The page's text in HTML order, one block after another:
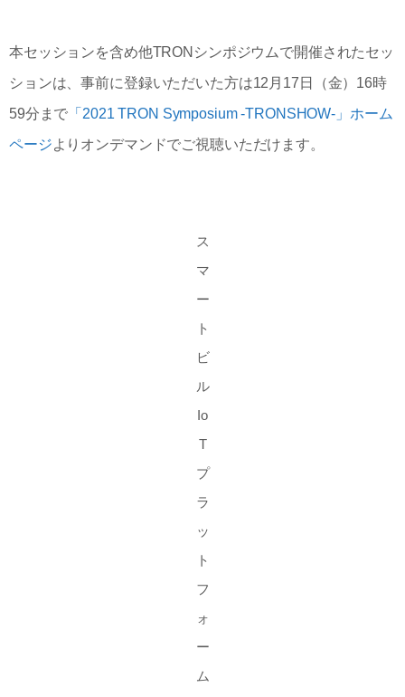
本セッションを含め他TRONシンポジウムで開催されたセッ
ションは、事前に登録いただいた方は12月17日（金）16時
59分まで 「2021 TRON Symposium -TRONSHOW-」ホーム
ページよりオンデマンドでご視聴いただけます。
ス
マ
ー
ト
ビ
ル
Io
T
プ
ラ
ッ
ト
フ
ォ
ー
ム